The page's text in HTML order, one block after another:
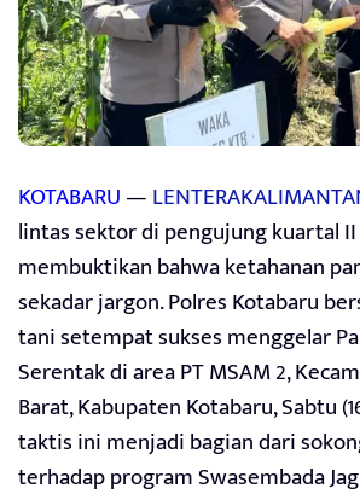
KOTABARU—
lintas sektor di pengujung kuartal
membuktikan bahwa ketahanan
sekadar jargon. Polres Kotabaru
tani setempat sukses menggelar
Serentak di area PT MSAM 2,
Barat, Kabupaten Kotabaru, Sabtu
taktis ini menjadi bagian dari
terhadap program Swasembada